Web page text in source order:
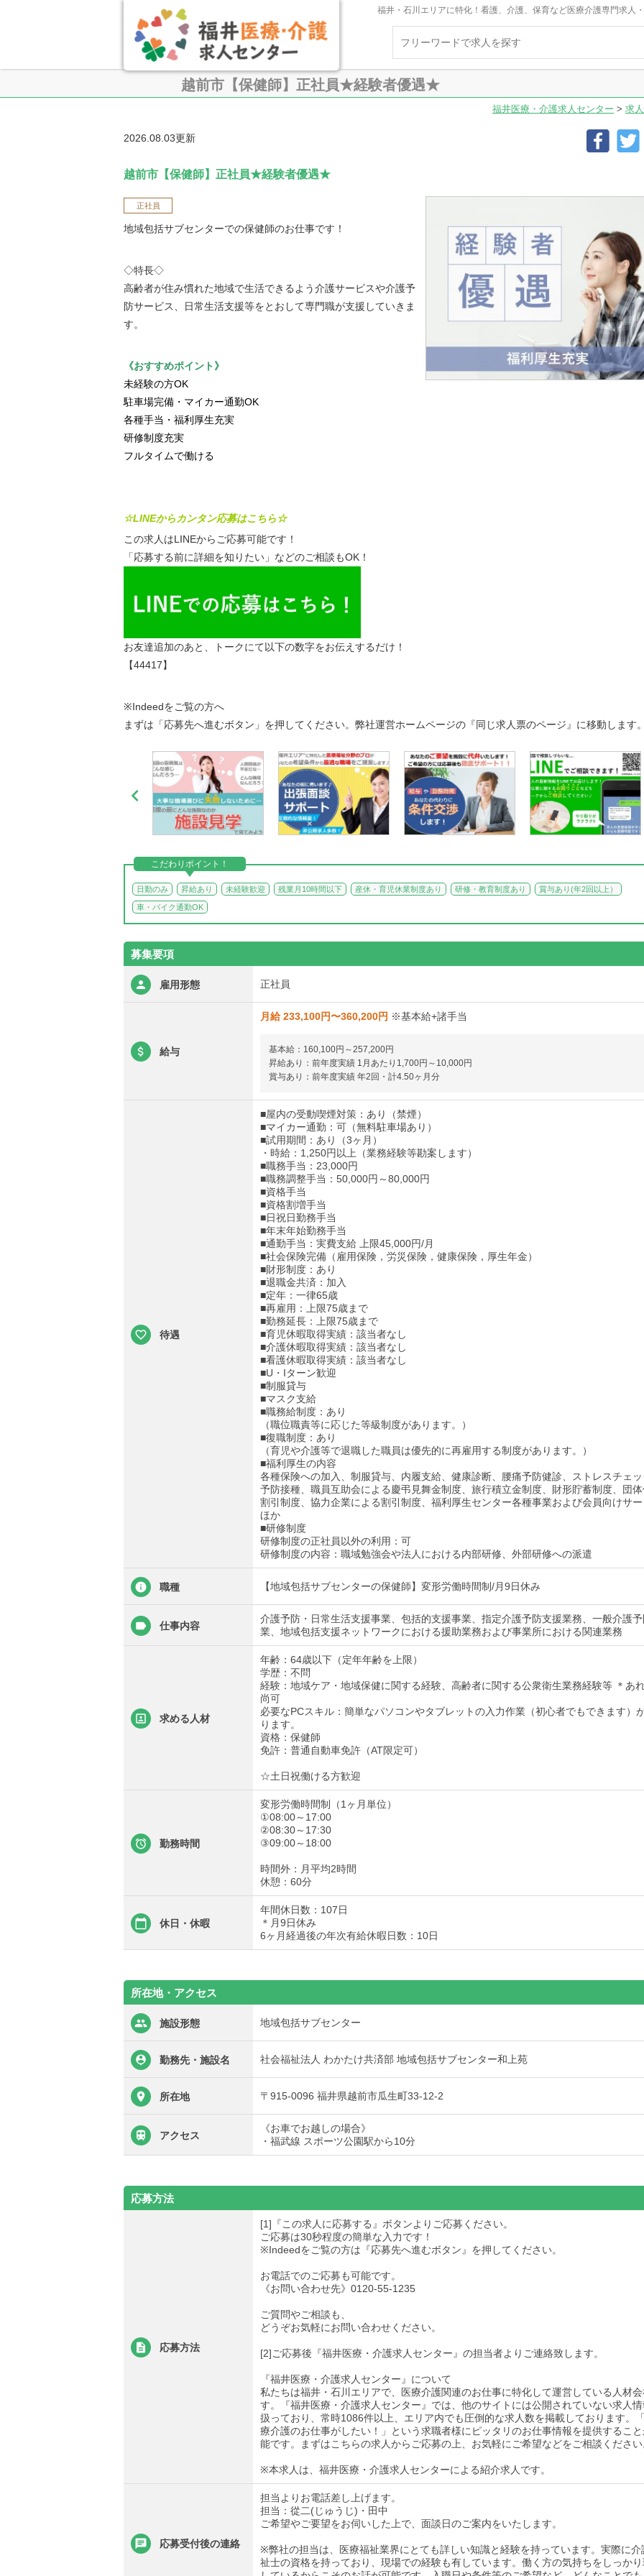
福井・石川エリアに特化！看護、介護、保育など医療介護専門求人
越前市【保健師】正社員★経験者優遇★
福井医療・介護求人センター > 求
2026.08.03更新
越前市【保健師】正社員★経験者優遇★
正社員
地域包括サブセンターでの保健師のお仕事です！
◇特長◇
高齢者が住み慣れた地域で生活できるよう介護サービスや介護予
防サービス、日常生活支援等をとおして専門職が支援していきま
す。
《おすすめポイント》
未経験の方OK
駐車場完備・マイカー通勤OK
各種手当・福利厚生充実
研修制度充実
フルタイムで働ける
☆LINEからカンタン応募はこちら☆
この求人はLINEからご応募可能です！
「応募する前に詳細を知りたい」などのご相談もOK！
お友達追加のあと、トークにて以下の数字をお伝えするだけ！
【44417】
※Indeedをご覧の方へ
まずは「応募先へ進むボタン」を押してください。弊社運営ホームページの『同じ求人票のページ』に移動します

こだわりポイント！
日勤のみ 昇給あり 未経験歓迎 残業月10時間以下 産休・育児休業制度あり 研修・教育制度あり 賞与あり(年2回以上）
車・バイク通勤OK
募集要項
雇用形態 正社員
給与
月給 233,100円〜360,200円 ※基本給+諸手当
基本給：160,100円～257,200円
昇給あり：前年度実績 1月あたり1,700円～10,000円
賞与あり：前年度実績 年2回・計4.50ヶ月分
待遇
■屋内の受動喫煙対策：あり（禁煙）
■マイカー通勤：可（無料駐車場あり）
■試用期間：あり（3ヶ月）
・時給：1,250円以上（業務経験等勘案します）
■職務手当：23,000円
■職務調整手当：50,000円～80,000円
■資格手当
■資格割増手当
■日祝日勤務手当
■年末年始勤務手当
■通勤手当：実費支給 上限45,000円/月
■社会保険完備（雇用保険，労災保険，健康保険，厚生年金）
■財形制度：あり
■退職金共済：加入
■定年：一律65歳
■再雇用：上限75歳まで
■勤務延長：上限75歳まで
■育児休暇取得実績：該当者なし
■介護休暇取得実績：該当者なし
■看護休暇取得実績：該当者なし
■U・Iターン歓迎
■制服貸与
■マスク支給
■職務給制度：あり
（職位職責等に応じた等級制度があります。）
■復職制度：あり
（育児や介護等で退職した職員は優先的に再雇用する制度があります。）
■福利厚生の内容
各種保険への加入、制服貸与、内履支給、健康診断、腰痛予防健診、ストレスチェ
予防接種、職員互助会による慶弔見舞金制度、旅行積立金制度、財形貯蓄制度、団
割引制度、協力企業による割引制度、福利厚生センター各種事業および会員向けサ
ほか
■研修制度
研修制度の正社員以外の利用：可
研修制度の内容：職域勉強会や法人における内部研修、外部研修への派遣
職種 【地域包括サブセンターの保健師】変形労働時間制/月9日休み
仕事内容
介護予防・日常生活支援事業、包括的支援事業、指定介護予防支援業務、一般介護
業、地域包括支援ネットワークにおける援助業務および事業所における関連業務
求める人材
年齢：64歳以下（定年年齢を上限）
学歴：不問
経験：地域ケア・地域保健に関する経験、高齢者に関する公衆衛生業務経験等 ＊あ
尚可
必要なPCスキル：簡単なパソコンやタブレットの入力作業（初心者でもできます）
ります。
資格：保健師
免許：普通自動車免許（AT限定可）
☆土日祝働ける方歓迎
勤務時間
変形労働時間制（1ヶ月単位）
①08:00～17:00
②08:30～17:30
③09:00～18:00
時間外：月平均2時間
休憩：60分
休日・休暇
年間休日数：107日
＊月9日休み
6ヶ月経過後の年次有給休暇日数：10日
所在地・アクセス
施設形態 地域包括サブセンター
勤務先・施設名 社会福祉法人 わかたけ共済部 地域包括サブセンター和上苑
所在地 〒915-0096 福井県越前市瓜生町33-12-2
アクセス
《お車でお越しの場合》
・福武線 スポーツ公園駅から10分
応募方法
応募方法
[1]『この求人に応募する』ボタンよりご応募ください。
ご応募は30秒程度の簡単な入力です！
※Indeedをご覧の方は『応募先へ進むボタン』を押してください。
お電話でのご応募も可能です。
《お問い合わせ先》0120-55-1235
ご質問やご相談も、
どうぞお気軽にお問い合わせください。
[2]ご応募後『福井医療・介護求人センター』の担当者よりご連絡致します。
『福井医療・介護求人センター』について
私たちは福井・石川エリアで、医療介護関連のお仕事に特化して運営している人材
す。『福井医療・介護求人センター』では、他のサイトには公開されていない求人
扱っており、常時1086件以上、エリア内でも圧倒的な求人数を掲載しております。
療介護のお仕事がしたい！」という求職者様にピッタリのお仕事情報を提供するこ
能です。まずはこちらの求人からご応募の上、お気軽にご希望などをご相談くださ
※本求人は、福井医療・介護求人センターによる紹介求人です。
応募受付後の連絡
担当よりお電話差し上げます。
担当：從二(じゅうじ)・田中
ご希望やご要望をお伺いした上で、面談日のご案内をいたします。
※弊社の担当は、医療福祉業界にとても詳しい知識と経験を持っています。実際に介
祉士の資格を持っており、現場での経験も有しています。働く方の気持ちをしっか